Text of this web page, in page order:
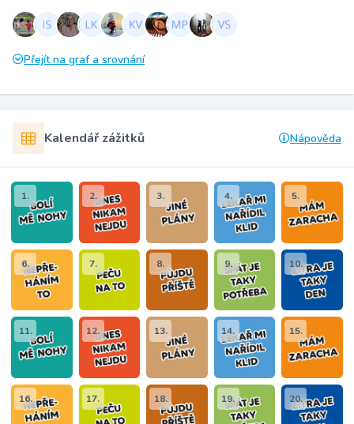
Přejít na graf a srovnání
Kalendář zážitků Nápověda
1. 2. 3. 4. 5.
6. 7. 8. 9. 10.
11. 12. 13. 14. 15.
16. 17. 18. 19. 20.